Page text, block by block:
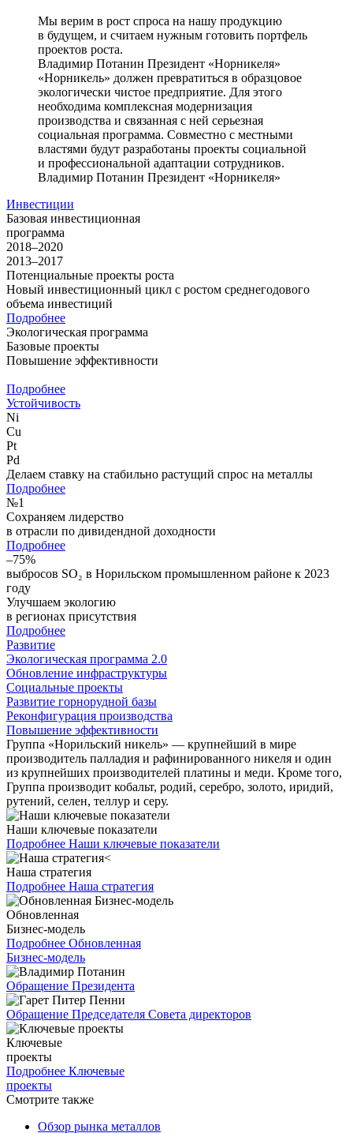
Мы верим в рост спроса на нашу продукцию
в будущем, и считаем нужным готовить портфель
проектов роста.
Владимир Потанин Президент «Норникеля»
«Норникель» должен превратиться в образцовое
экологически чистое предприятие. Для этого
необходима комплексная модернизация
производства и связанная с ней серьезная
социальная программа. Совместно с местными
властями будут разработаны проекты социальной
и профессиональной адаптации сотрудников.
Владимир Потанин Президент «Норникеля»
Инвестиции
Базовая инвестиционная
программа
2018–2020
2013–2017
Потенциальные проекты роста
Новый инвестиционный цикл с ростом среднегодового
объема инвестиций
Подробнее
Экологическая программа
Базовые проекты
Повышение эффективности
Подробнее
Устойчивость
Ni
Cu
Pt
Pd
Делаем ставку на стабильно растущий спрос на металлы
Подробнее
№1
Сохраняем лидерство
в отрасли по дивидендной доходности
Подробнее
–75%
выбросов SO₂ в Норильском промышленном районе к 2023
году
Улучшаем экологию
в регионах присутствия
Подробнее
Развитие
Экологическая программа 2.0
Обновление инфраструктуры
Социальные проекты
Развитие горнорудной базы
Реконфигурация производства
Повышение эффективности
Группа «Норильский никель» — крупнейший в мире
производитель палладия и рафинированного никеля и один
из крупнейших производителей платины и меди. Кроме того,
Группа производит кобальт, родий, серебро, золото, иридий,
рутений, селен, теллур и серу.
Наши ключевые показатели
Подробнее Наши ключевые показатели
Наша стратегия
Подробнее Наша стратегия
Обновленная
Бизнес-модель
Подробнее Обновленная
Бизнес-модель
Обращение Президента
Обращение Председателя Совета директоров
Ключевые
проекты
Подробнее Ключевые
проекты
Смотрите также
Обзор рынка металлов